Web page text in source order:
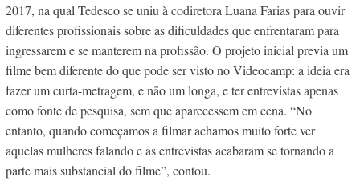
2017, na qual Tedesco se uniu à codiretora Luana Farias para ouvir
diferentes profissionais sobre as dificuldades que enfrentaram para
ingressarem e se manterem na profissão. O projeto inicial previa um
filme bem diferente do que pode ser visto no Videocamp: a ideia era
fazer um curta-metragem, e não um longa, e ter entrevistas apenas
como fonte de pesquisa, sem que aparecessem em cena. “No
entanto, quando começamos a filmar achamos muito forte ver
aquelas mulheres falando e as entrevistas acabaram se tornando a
parte mais substancial do filme”, contou.